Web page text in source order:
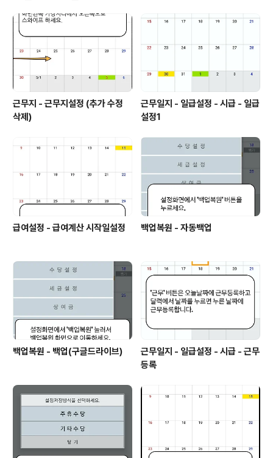
근무지 - 근무지설정 (추가 수정
삭제)
근무일지 - 일급설정 - 시급 - 일급
설정1
급여설정 - 급여계산 시작일설정 백업복원 - 자동백업
백업복원 - 백업(구글드라이브)
근무일지 - 일급설정 - 시급 - 근무
등록